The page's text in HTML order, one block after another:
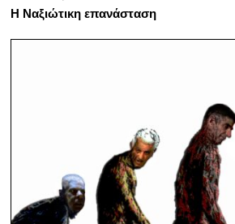
Η Ναξιώτικη επανάσταση